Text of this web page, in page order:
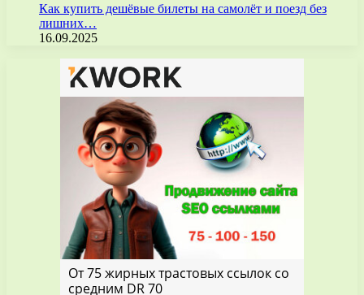
Как купить дешёвые билеты на самолёт и поезд без
лишних…
16.09.2025